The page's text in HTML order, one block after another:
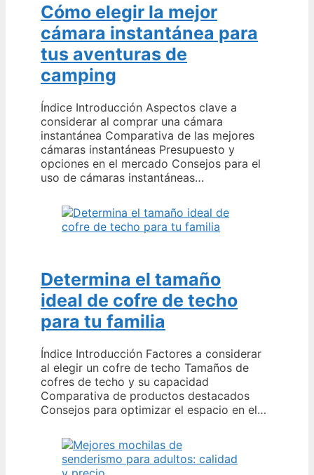
Cómo elegir la mejor
cámara instantánea para
tus aventuras de
camping
Índice Introducción Aspectos clave a
considerar al comprar una cámara
instantánea Comparativa de las mejores
cámaras instantáneas Presupuesto y
opciones en el mercado Consejos para el
uso de cámaras instantáneas…
Determina el tamaño
ideal de cofre de techo
para tu familia
Índice Introducción Factores a considerar
al elegir un cofre de techo Tamaños de
cofres de techo y su capacidad
Comparativa de productos destacados
Consejos para optimizar el espacio en el…